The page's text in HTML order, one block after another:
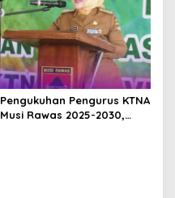
Pengukuhan Pengurus KTNA
Musi Rawas 2025-2030,